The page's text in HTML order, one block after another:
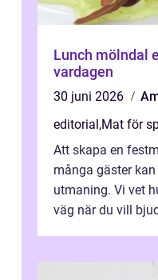
Lunch mölndal en guide till god mat i
vardagen
30 juni 2026
editorial ,Mat för
Att skapa en
många gäster
utmaning. Vi vet
väg när du vill